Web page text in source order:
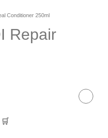
Conditioner 250ml
Repair